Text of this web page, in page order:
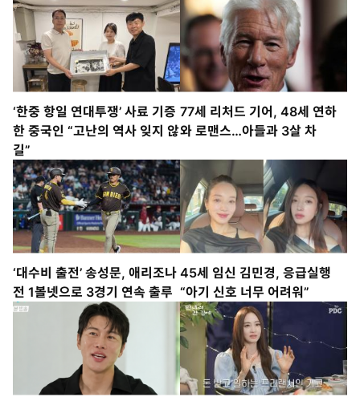
‘한중 항일 연대투쟁’ 사료 기증
한 중국인 “고난의 역사 잊지 않
길”
77세 리처드 기어, 48세 연하
와 로맨스…아들과 3살 차
‘대수비 출전’ 송성문, 애리조나
전 1볼넷으로 3경기 연속 출루
45세 임신 김민경, 응급실행
“아기 신호 너무 어려워”